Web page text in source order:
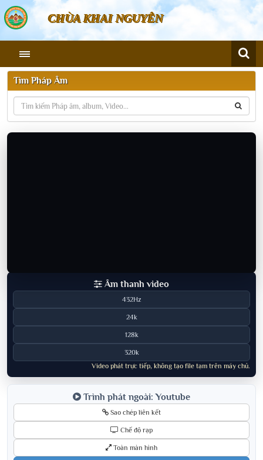
CHÙA KHAI NGUYÊN
Tìm Pháp Âm
Âm thanh video
432Hz
24k
128k
320k
Video phát trực tiếp, không tạo file tạm trên máy chủ.
Trình phát ngoài: Youtube
Sao chép liên kết
Chế độ rạp
Toàn màn hình